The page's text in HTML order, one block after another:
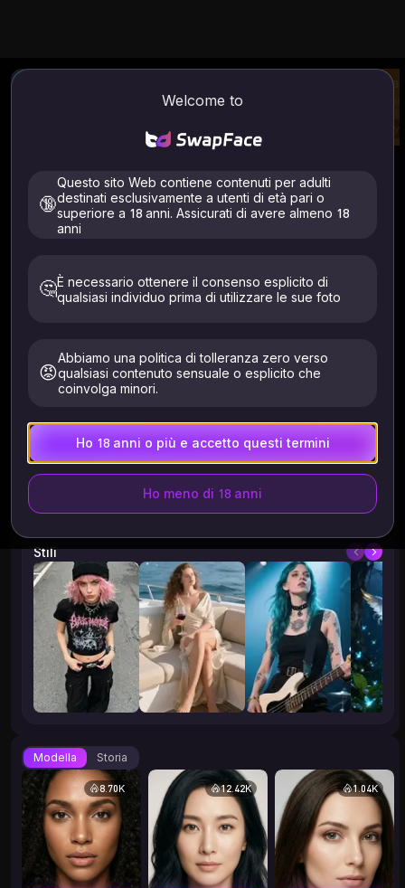
Welcome to
🔞
Questo sito Web contiene contenuti per adulti
destinati esclusivamente a utenti di età pari o
superiore a 18 anni. Assicurati di avere almeno 18
anni
🤔È necessario ottenere il consenso esplicito di
qualsiasi individuo prima di utilizzare le sue foto
😡
Abbiamo una politica di tolleranza zero verso
qualsiasi contenuto sensuale o esplicito che
coinvolga minori.
Ho 18 anni o più e accetto questi termini
Ho meno di 18 anni
Genera video dalla
Immagine in immagine Immagine in video
Caricamento
consenso esplicito. Deve avere più di 18 anni. Cancellato
entro 24 ore.
Stili
Modella Storia
8.70K 12.42K 1.04K